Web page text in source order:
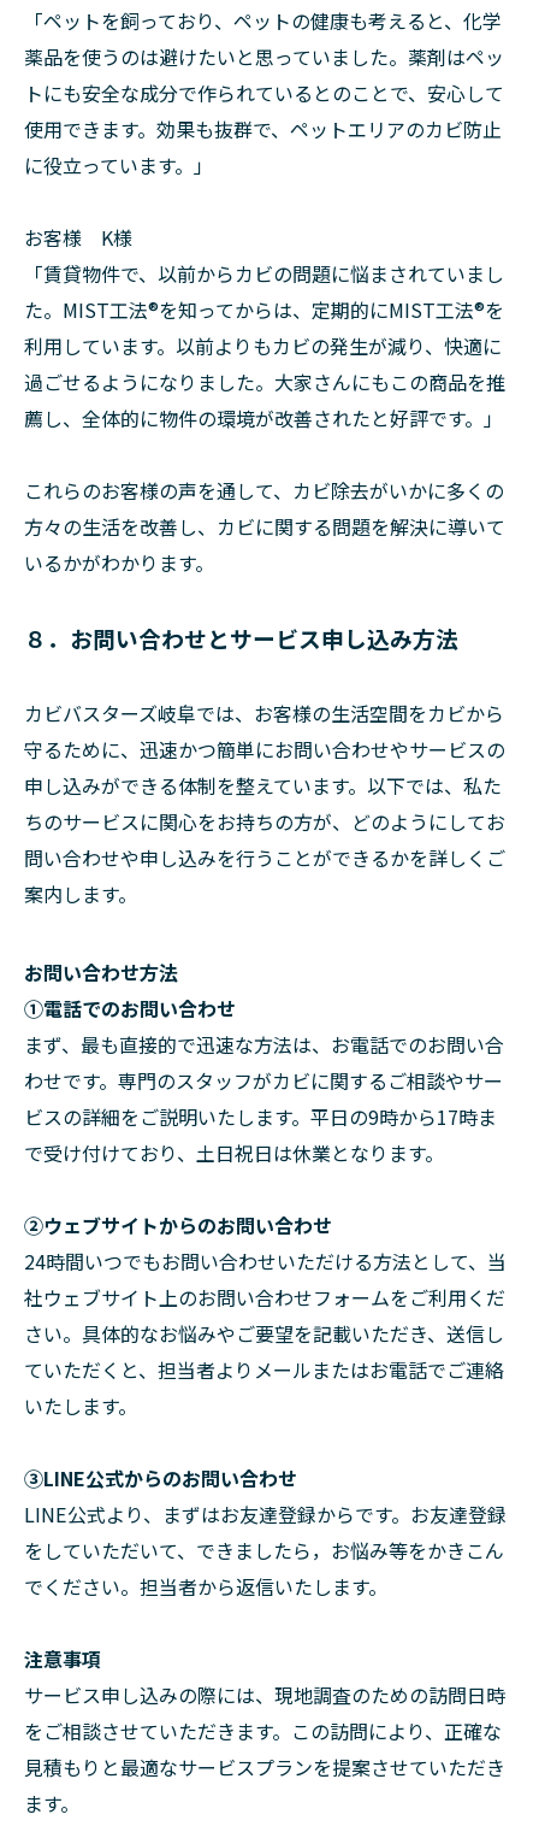
「ペットを飼っており、ペットの健康も考えると、化学
薬品を使うのは避けたいと思っていました。薬剤はペッ
トにも安全な成分で作られているとのことで、安心して
使用できます。効果も抜群で、ペットエリアのカビ防止
に役立っています。」
お客様 K様
「賃貸物件で、以前からカビの問題に悩まされていまし
た。MIST工法®を知ってからは、定期的にMIST工法®を
利用しています。以前よりもカビの発生が減り、快適に
過ごせるようになりました。大家さんにもこの商品を推
薦し、全体的に物件の環境が改善されたと好評です。」
これらのお客様の声を通して、カビ除去がいかに多くの
方々の生活を改善し、カビに関する問題を解決に導いて
いるかがわかります。
８．お問い合わせとサービス申し込み方法
カビバスターズ岐阜では、お客様の生活空間をカビから
守るために、迅速かつ簡単にお問い合わせやサービスの
申し込みができる体制を整えています。以下では、私た
ちのサービスに関心をお持ちの方が、どのようにしてお
問い合わせや申し込みを行うことができるかを詳しくご
案内します。
お問い合わせ方法
①電話でのお問い合わせ
まず、最も直接的で迅速な方法は、お電話でのお問い合
わせです。専門のスタッフがカビに関するご相談やサー
ビスの詳細をご説明いたします。平日の9時から17時ま
で受け付けており、土日祝日は休業となります。
②ウェブサイトからのお問い合わせ
24時間いつでもお問い合わせいただける方法として、当
社ウェブサイト上のお問い合わせフォームをご利用くだ
さい。具体的なお悩みやご要望を記載いただき、送信し
ていただくと、担当者よりメールまたはお電話でご連絡
いたします。
➂LINE公式からのお問い合わせ
LINE公式より、まずはお友達登録からです。お友達登録
をしていただいて、できましたら，お悩み等をかきこん
でください。担当者から返信いたします。
注意事項
サービス申し込みの際には、現地調査のための訪問日時
をご相談させていただきます。この訪問により、正確な
見積もりと最適なサービスプランを提案させていただき
ます。